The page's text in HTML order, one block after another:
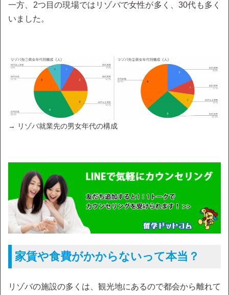
一方、2つ目の現場ではリゾバで女性が多く、30代も多く
いました。
→ リゾバ就業先の男女年代の構成
家賃や食費がかからないって本当？
リゾバの施設の多くは、観光地にあるので都会から離れて